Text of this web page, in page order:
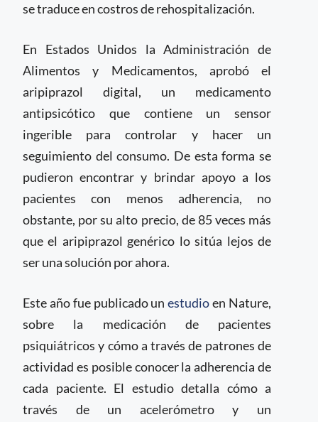
se traduce en costros de rehospitalización.
En Estados Unidos la Administración de
Alimentos y Medicamentos, aprobó el
aripiprazol digital, un medicamento
antipsicótico que contiene un sensor
ingerible para controlar y hacer un
seguimiento del consumo. De esta forma se
pudieron encontrar y brindar apoyo a los
pacientes con menos adherencia, no
obstante, por su alto precio, de 85 veces más
que el aripiprazol genérico lo sitúa lejos de
ser una solución por ahora.
Este año fue publicado unestudioen Nature,
sobre la medicación de pacientes
psiquiátricos y cómo a través de patrones de
actividad es posible conocer la adherencia de
cada paciente. El estudio detalla cómo a
través de un acelerómetro y un